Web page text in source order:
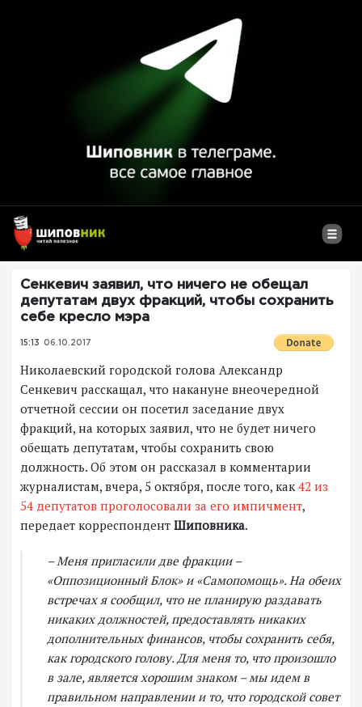
Сенкевич заявил, что ничего не обещал
депутатам двух фракций, чтобы сохранить
себе кресло мэра
15:13 06.10.2017
Николаевский городской голова Александр
Сенкевич расскащал, что накануне внеочередной
отчетной сессии он посетил заседание двух
фракций, на которых заявил, что не будет ничего
обещать депутатам, чтобы сохранить свою
должность. Об этом он рассказал в комментарии
журналистам, вчера, 5 октября, после того, как42 из
54 депутатов проголосовали за его импичмент,
передает корреспондент Шиповника.
– Меня пригласили две фракции –
«Оппозиционный Блок» и «Самопомощь». На обеих
встречах я сообщил, что не планирую раздавать
никаких должностей, предоставлять никаких
дополнительных финансов, чтобы сохранить себя,
как городского голову. Для меня то, что произошло
в зале, является хорошим знаком – мы идем в
правильном направлении и то, что городской совет